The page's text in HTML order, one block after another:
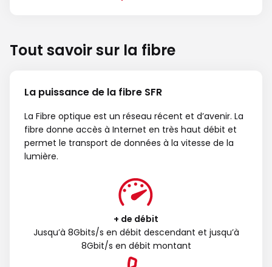
Tout savoir sur la fibre
La puissance de la fibre SFR
La Fibre optique est un réseau récent et d’avenir. La
fibre donne accès à Internet en très haut débit et
permet le transport de données à la vitesse de la
lumière.
+ de débit
Jusqu’à 8Gbits/s en débit descendant et jusqu’à
8Gbit/s en débit montant